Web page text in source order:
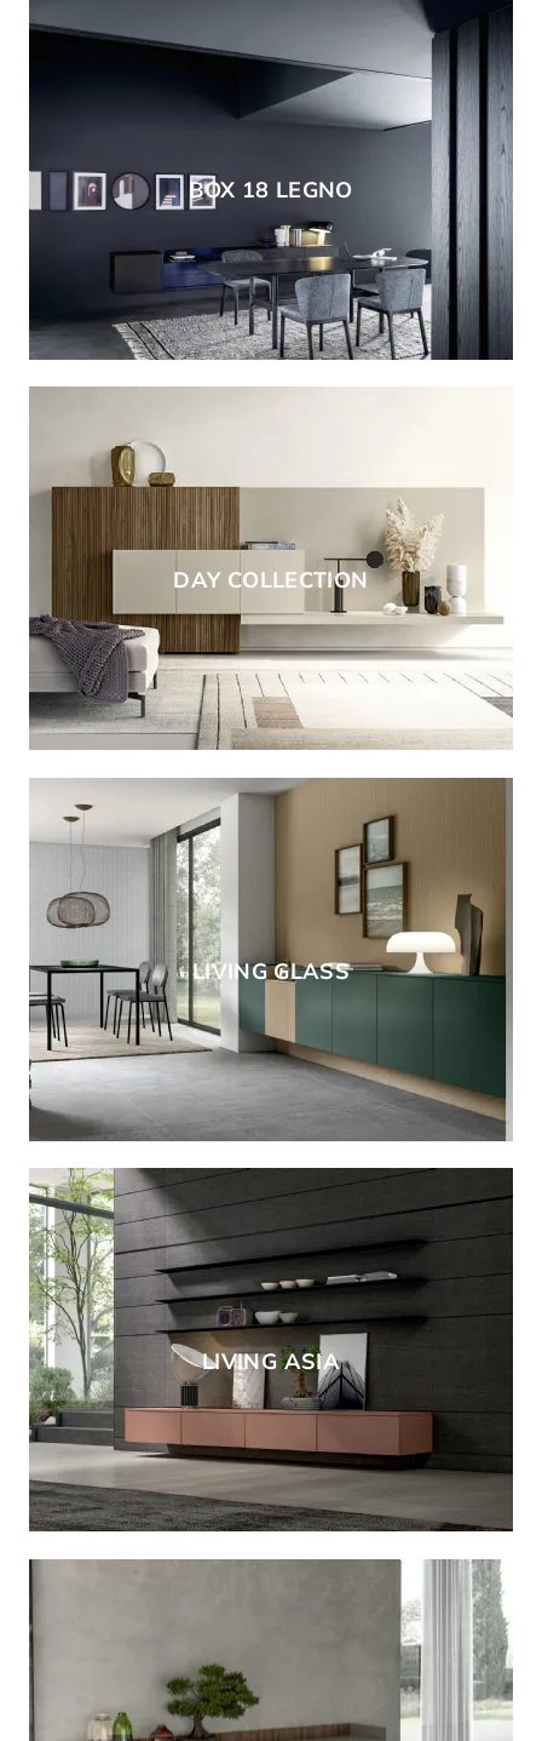
BOX 18 LEGNO
DAY COLLECTION
LIVING GLASS
LIVING ASIA